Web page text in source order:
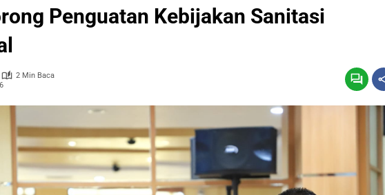
Penguatan Kebijakan Sanitasi
2 Min Baca